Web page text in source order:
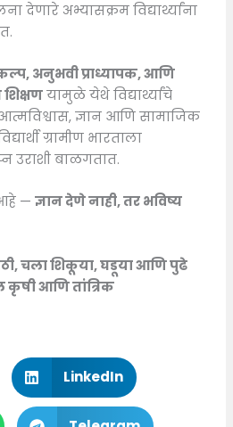
देणारे अभ्यासक्रम विद्यार्थ्यांना
अनुभवी प्राध्यापक, आणि
यामुळे येथे विद्यार्थ्यांचे
ज्ञान आणि सामाजिक
ग्रामीण भारताला
उराशी बाळगतात.
आहे —ज्ञान देणे नाही, तर भविष्य
चला शिकूया, घडूया आणि पुढे
कृषी आणि तांत्रिक
LinkedIn